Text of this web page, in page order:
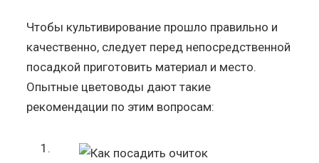
Чтобы культивирование прошло правильно и
качественно, следует перед непосредственной
посадкой приготовить материал и место.
Опытные цветоводы дают такие
рекомендации по этим вопросам: